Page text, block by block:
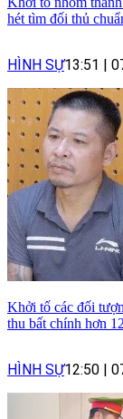
hét tìm đối thủ
HÌNH SỰ13:51 |
Khởi tố các đối
thu bất chính hơn
HÌNH SỰ12:50 |